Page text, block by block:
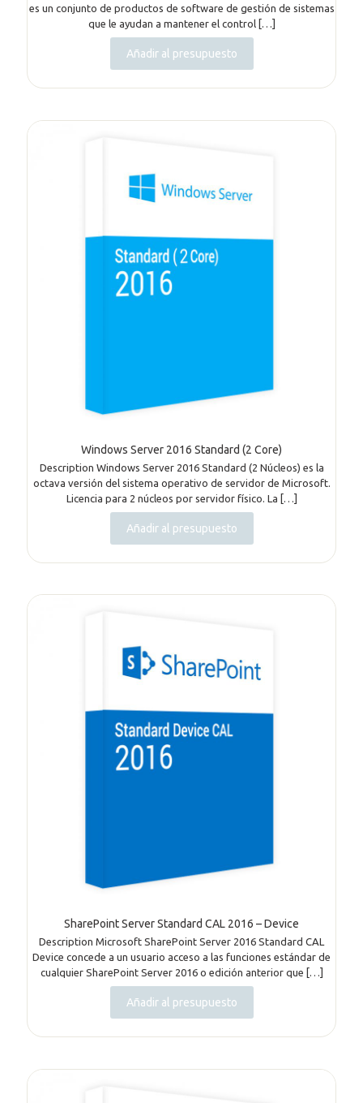
es un conjunto de productos de software de gestión de sistemas
que le ayudan a mantener el control […]
Añadir al presupuesto
Windows Server 2016 Standard (2 Core)
Description Windows Server 2016 Standard (2 Núcleos) es la
octava versión del sistema operativo de servidor de Microsoft.
Licencia para 2 núcleos por servidor físico. La […]
Añadir al presupuesto
SharePoint Server Standard CAL 2016 – Device
Description Microsoft SharePoint Server 2016 Standard CAL
Device concede a un usuario acceso a las funciones estándar de
cualquier SharePoint Server 2016 o edición anterior que […]
Añadir al presupuesto